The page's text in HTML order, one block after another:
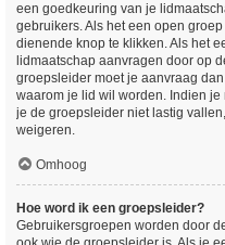
een goedkeuring van je
gebruikers. Als het een open
dienende knop te klikken. Als het
lidmaatschap aanvragen door op
groepsleider moet je aanvraag
waarom je lid wil worden. Indien
je de groepsleider niet lastig
weigeren.
Omhoog
Hoe word ik een groepsleider?
Gebruikersgroepen worden door